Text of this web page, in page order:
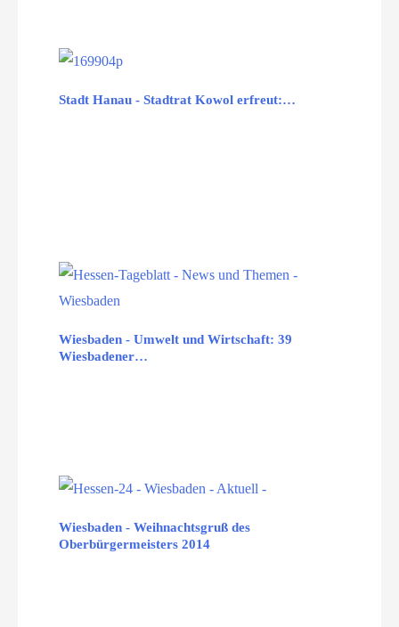
Stadt Hanau - Stadtrat Kowol erfreut:…
Wiesbaden - Umwelt und Wirtschaft: 39
Wiesbadener…
Wiesbaden - Weihnachtsgruß des
Oberbürgermeisters 2014